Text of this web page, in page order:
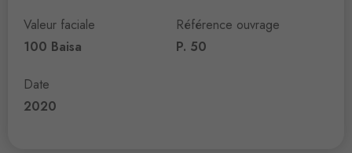
Valeur faciale
100 Baisa
Date
2020
Référence ouvrage
P. 50